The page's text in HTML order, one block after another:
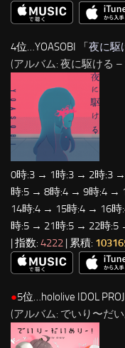
4位…YOASOBI 「夜に駆
(アルバム: 夜に駆ける –
0時:3 → 1時:3 → 2時:3
時:5 → 8時:4 → 9時:4 →
14時:4 → 15時:4 → 16
時:5 → 21時:5 → 22時:5
| 指数: 4222 | 累積:
●5位…hololive IDOL
(アルバム: でいり〜だ